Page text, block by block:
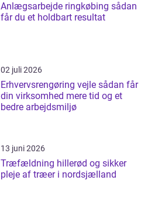
Anlægsarbejde ringkøbing sådan
får du et holdbart resultat
02 juli 2026
Erhvervsrengøring vejle sådan får
din virksomhed mere tid og et
bedre arbejdsmiljø
13 juni 2026
Træfældning hillerød og sikker
pleje af træer i nordsjælland